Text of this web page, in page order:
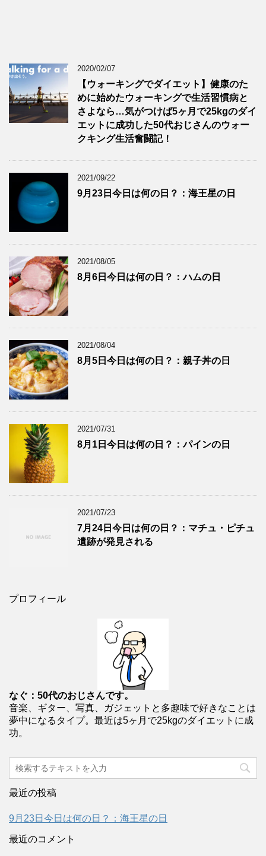
2020/02/07
【ウォーキングでダイエット】健康のた
めに始めたウォーキングで生活習慣病と
さよなら…気がつけば5ヶ月で25kgのダイ
エットに成功した50代おじさんのウォー
クキング生活奮闘記！
2021/09/22
9月23日今日は何の日？：海王星の日
2021/08/05
8月6日今日は何の日？：ハムの日
2021/08/04
8月5日今日は何の日？：親子丼の日
2021/07/31
8月1日今日は何の日？：パインの日
2021/07/23
7月24日今日は何の日？：マチュ・ピチュ
遺跡が発見される
プロフィール
なぐ：50代のおじさんです。
音楽、ギター、写真、ガジェットと多趣味で好きなことは
夢中になるタイプ。最近は5ヶ月で25kgのダイエットに成
功。
最近の投稿
9月23日今日は何の日？：海王星の日
最近のコメント